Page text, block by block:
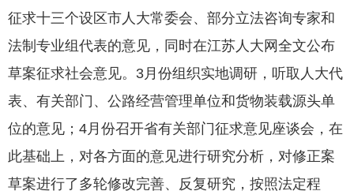
征求十三个设区市人大常委会、部分立法咨询专家和
法制专业组代表的意见，同时在江苏人大网全文公布
草案征求社会意见。3月份组织实地调研，听取人大代
表、有关部门、公路经营管理单位和货物装载源头单
位的意见；4月份召开省有关部门征求意见座谈会，在
此基础上，对各方面的意见进行研究分析，对修正案
草案进行了多轮修改完善、反复研究，按照法定程